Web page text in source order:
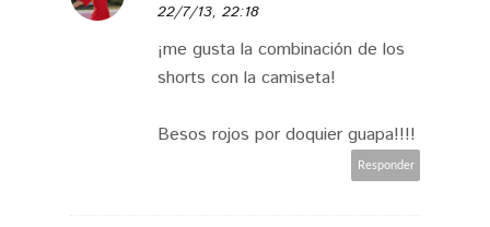
22/7/13, 22:18
¡me gusta la combinación de los
shorts con la camiseta!
Besos rojos por doquier guapa!!!!
Responder